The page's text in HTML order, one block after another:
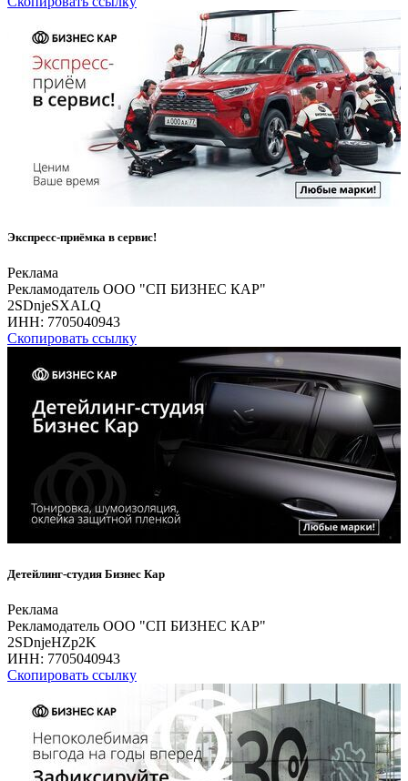
Экспресс-приёмка в сервис!
Реклама
Рекламодатель ООО "СП БИЗНЕС КАР"
2SDnjeSXALQ
ИНН: 7705040943
Скопировать ссылку
Детейлинг-студия Бизнес Кар
Реклама
Рекламодатель ООО "СП БИЗНЕС КАР"
2SDnjeHZp2K
ИНН: 7705040943
Скопировать ссылку